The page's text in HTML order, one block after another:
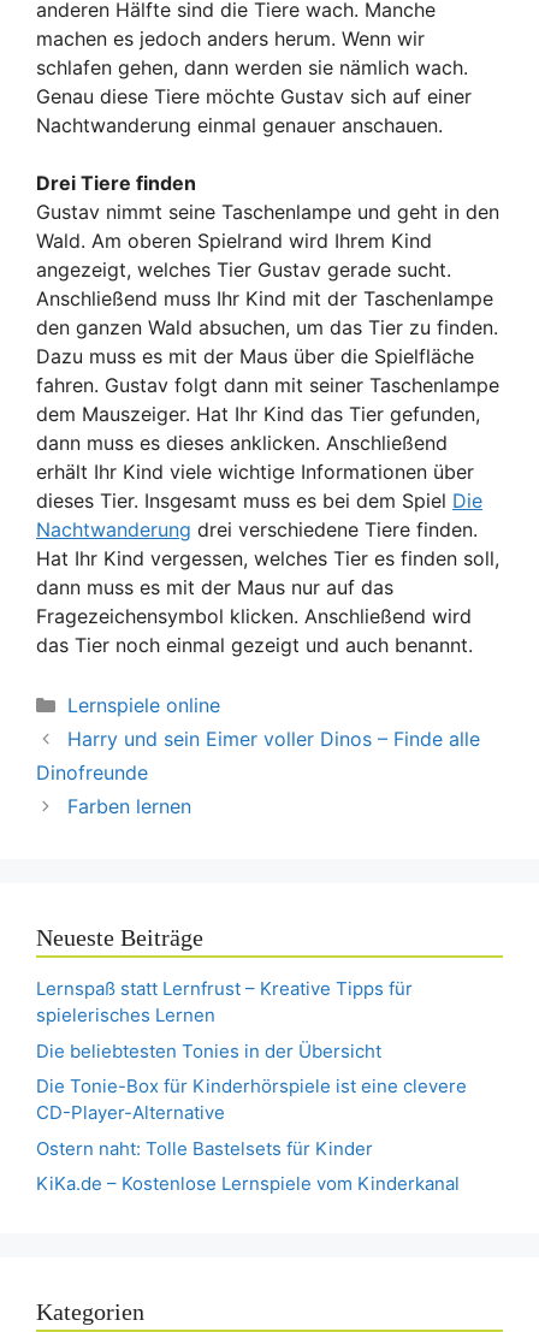
anderen Hälfte sind die Tiere wach. Manche
machen es jedoch anders herum. Wenn wir
schlafen gehen, dann werden sie nämlich wach.
Genau diese Tiere möchte Gustav sich auf einer
Nachtwanderung einmal genauer anschauen.
Drei Tiere finden
Gustav nimmt seine Taschenlampe und geht in den
Wald. Am oberen Spielrand wird Ihrem Kind
angezeigt, welches Tier Gustav gerade sucht.
Anschließend muss Ihr Kind mit der Taschenlampe
den ganzen Wald absuchen, um das Tier zu finden.
Dazu muss es mit der Maus über die Spielfläche
fahren. Gustav folgt dann mit seiner Taschenlampe
dem Mauszeiger. Hat Ihr Kind das Tier gefunden,
dann muss es dieses anklicken. Anschließend
erhält Ihr Kind viele wichtige Informationen über
dieses Tier. Insgesamt muss es bei dem Spiel Die
Nachtwanderung drei verschiedene Tiere finden.
Hat Ihr Kind vergessen, welches Tier es finden soll,
dann muss es mit der Maus nur auf das
Fragezeichensymbol klicken. Anschließend wird
das Tier noch einmal gezeigt und auch benannt.
Kategorien
Lernspiele online
Harry und sein Eimer voller Dinos – Finde alle
Dinofreunde
Farben lernen
Neueste Beiträge
Lernspaß statt Lernfrust – Kreative Tipps für
spielerisches Lernen
Die beliebtesten Tonies in der Übersicht
Die Tonie-Box für Kinderhörspiele ist eine clevere
CD-Player-Alternative
Ostern naht: Tolle Bastelsets für Kinder
KiKa.de – Kostenlose Lernspiele vom Kinderkanal
Kategorien